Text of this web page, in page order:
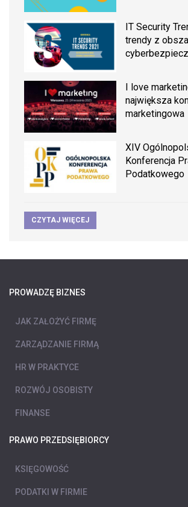
IT Security
trendy z
I love
największa
marketingowa
XIV
Konferencja
Podatkowego
CZYTAJ WIĘCEJ
PROWADZĘ BIZNES
JAK ZAŁOŻYĆ FIRMĘ
ZARZĄDZANIE FIRMĄ
HR W PRAKTYCE
ROZWÓJ OSOBISTY
FINANSE
PRAWO PRZEDSIĘBIORCY
KSIĘGOWOŚĆ
PODATKI W FIRMIE